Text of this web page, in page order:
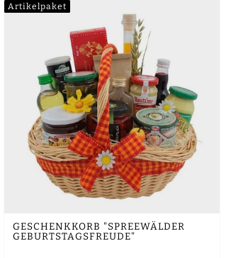
Artikelpaket
GESCHENKKORB "SPREEWÄLDER
GEBURTSTAGSFREUDE"